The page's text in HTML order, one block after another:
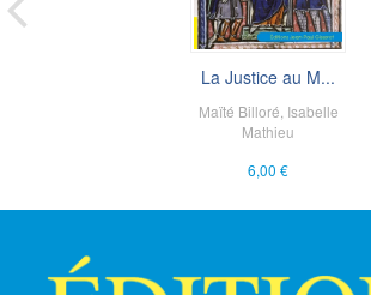
La Justice au M...
Maïté Billoré Isabelle
Mathieu
6,00 €